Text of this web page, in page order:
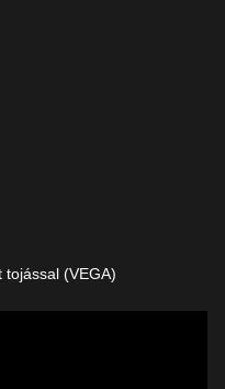
tojással (VEGA)